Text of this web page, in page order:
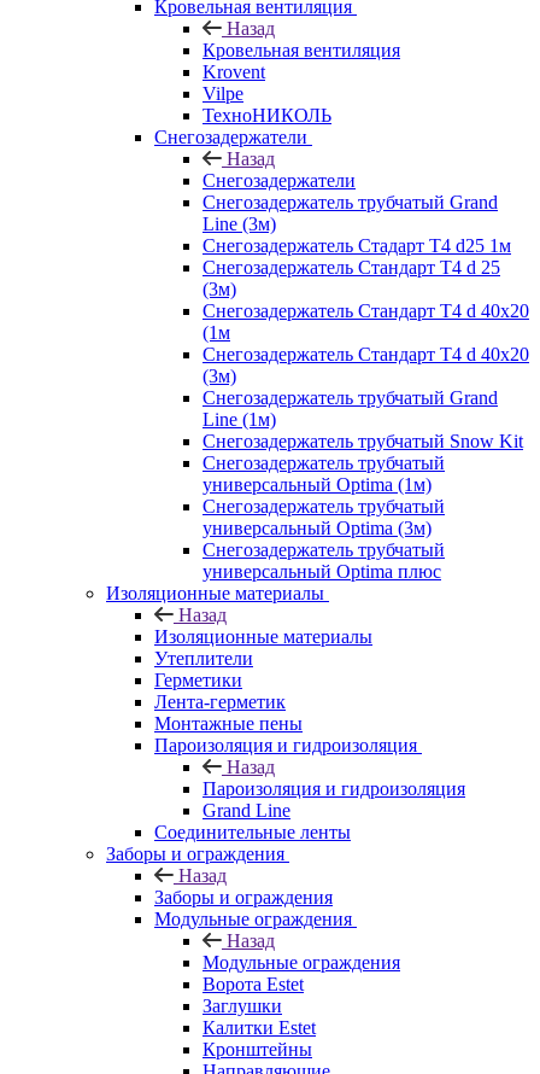
Кровельная вентиляция
Назад
Кровельная вентиляция
Krovent
Vilpe
ТехноНИКОЛЬ
Снегозадержатели
Назад
Снегозадержатели
Снегозадержатель трубчатый Grand
Line (3м)
Снегозадержатель Стадарт Т4 d25 1м
Снегозадержатель Стандарт Т4 d 25
(3м)
Снегозадержатель Стандарт Т4 d 40х20
(1м
Снегозадержатель Стандарт Т4 d 40х20
(3м)
Снегозадержатель трубчатый Grand
Line (1м)
Снегозадержатель трубчатый Snow Kit
Снегозадержатель трубчатый
универсальный Optima (1м)
Снегозадержатель трубчатый
универсальный Optima (3м)
Снегозадержатель трубчатый
универсальный Optima плюс
Изоляционные материалы
Назад
Изоляционные материалы
Утеплители
Герметики
Лента-герметик
Монтажные пены
Пароизоляция и гидроизоляция
Назад
Пароизоляция и гидроизоляция
Grand Line
Соединительные ленты
Заборы и ограждения
Назад
Заборы и ограждения
Модульные ограждения
Назад
Модульные ограждения
Ворота Estet
Заглушки
Калитки Estet
Кронштейны